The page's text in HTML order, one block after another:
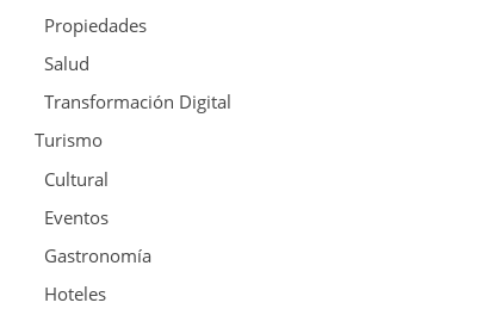
Propiedades
Salud
Transformación Digital
Turismo
Cultural
Eventos
Gastronomía
Hoteles